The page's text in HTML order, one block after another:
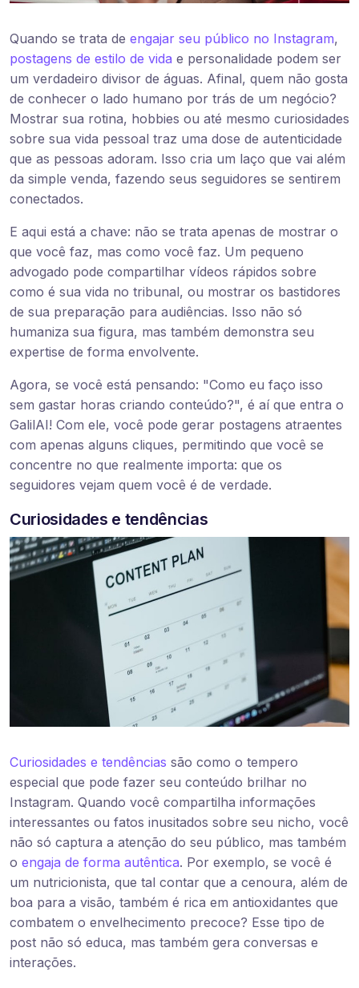
Quando se trata de engajar seu público no Instagram,
postagens de estilo de vida e personalidade podem ser
um verdadeiro divisor de águas. Afinal, quem não gosta
de conhecer o lado humano por trás de um negócio?
Mostrar sua rotina, hobbies ou até mesmo curiosidades
sobre sua vida pessoal traz uma dose de autenticidade
que as pessoas adoram. Isso cria um laço que vai além
da simple venda, fazendo seus seguidores se sentirem
conectados.
E aqui está a chave: não se trata apenas de mostrar o
que você faz, mas como você faz. Um pequeno
advogado pode compartilhar vídeos rápidos sobre
como é sua vida no tribunal, ou mostrar os bastidores
de sua preparação para audiências. Isso não só
humaniza sua figura, mas também demonstra seu
expertise de forma envolvente.
Agora, se você está pensando: "Como eu faço isso
sem gastar horas criando conteúdo?", é aí que entra o
GalilAI! Com ele, você pode gerar postagens atraentes
com apenas alguns cliques, permitindo que você se
concentre no que realmente importa: que os
seguidores vejam quem você é de verdade.
Curiosidades e tendências
Curiosidades e tendências são como o tempero
especial que pode fazer seu conteúdo brilhar no
Instagram. Quando você compartilha informações
interessantes ou fatos inusitados sobre seu nicho, você
não só captura a atenção do seu público, mas também
o engaja de forma autêntica. Por exemplo, se você é
um nutricionista, que tal contar que a cenoura, além de
boa para a visão, também é rica em antioxidantes que
combatem o envelhecimento precoce? Esse tipo de
post não só educa, mas também gera conversas e
interações.